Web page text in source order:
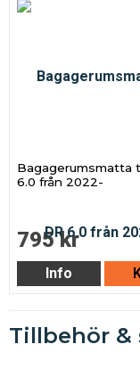
Bagagerumsmatta
6.0 från 2022-
795 kr
Info
Tillbehör &